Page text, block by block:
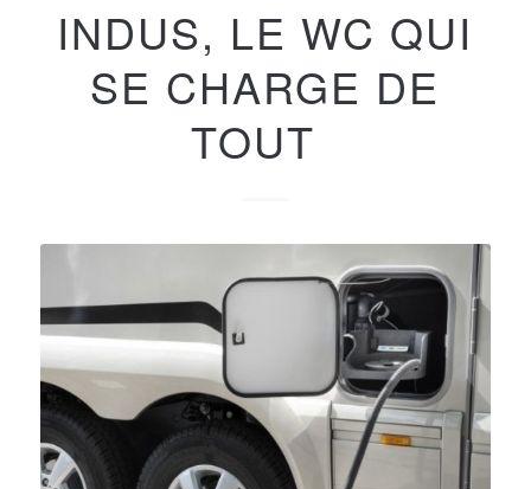
INDUS, LE WC QUI
SE CHARGE DE
TOUT